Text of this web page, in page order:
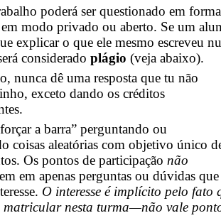
poderá ser questionado em
modo privado ou aberto. Se um
explicar o que ele mesmo escreveu
consideradoplágio (veja abaixo).
nunca dê uma resposta que tu não
exceto dando os créditos
a barra” perguntando ou
coisas aleatórias com objetivo único
Os pontos de participação não
em apenas perguntas ou dúvidas que
O interesse é implícito pelo fato
matricular nesta turma—não vale